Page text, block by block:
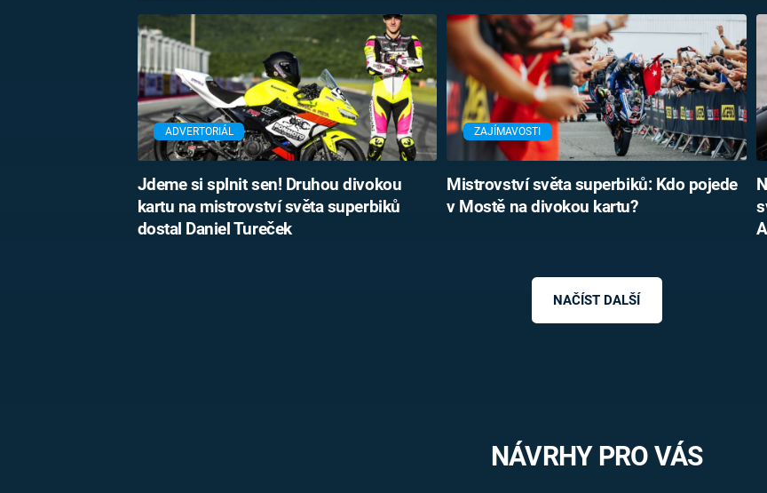
ADVERTORIÁL
Jdeme si splnit sen! Druhou divokou
kartu na mistrovství světa superbiků
dostal Daniel Tureček
ZAJÍMAVOSTI
Mistrovství světa superbiků: Kdo pojede
v Mostě na divokou kartu?
NAČÍST DALŠÍ
NÁVRHY PRO VÁS